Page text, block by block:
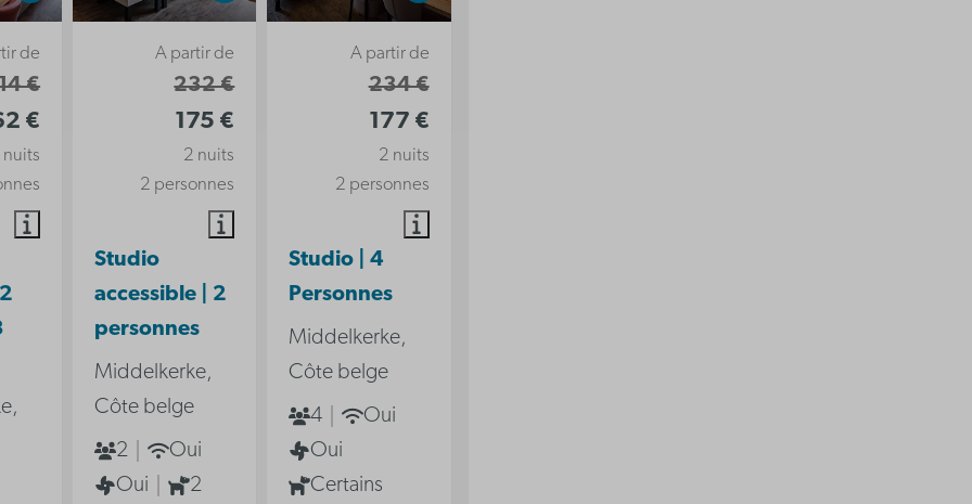
de
€
€
nuits
A partir de
232 €
175 €
2 nuits
2 personnes
Studio
accessible | 2
personnes
Middelkerke,
Côte belge
2
Oui
Oui
2
A partir de
234 €
177 €
2 nuits
2 personnes
Studio | 4
Personnes
Middelkerke,
Côte belge
4
Oui
Oui
Certains